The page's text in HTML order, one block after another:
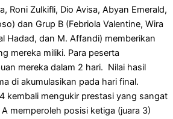
Roni Zulkifli, Dio Avisa, Abyan Emerald,
dan Grup B (Febriola Valentine, Wira
Hadad, dan M. Affandi) memberikan
mereka miliki. Para peserta
mereka dalam 2 hari. Nilai hasil
di akumulasikan pada hari final.
kembali mengukir prestasi yang sangat
memperoleh posisi ketiga (juara 3)